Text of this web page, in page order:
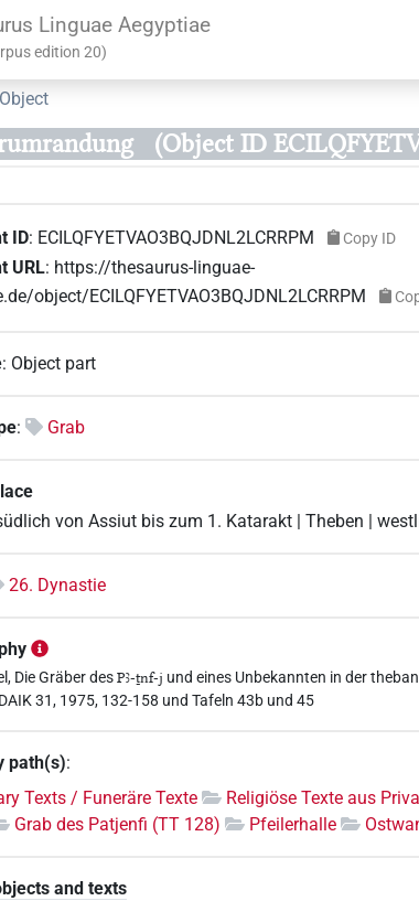
Linguae Aegyptiae
edition20)
Object
(Object ID
ID: ECILQFYETVAO3BQJDNL2LCRRPM Copy ID
URL: https://thesaurus-linguae-
object/ECILQFYETVAO3BQJDNL2LCRRPM
: Object part
: Grab
von Assiut bis zum 1. Katarakt | Theben |
26. Dynastie
Die Gräber desPꜣ-ṯnf-j und eines Unbekannten in der
31, 1975, 132-158 und Tafeln 43b und 45
path(s):
Texts / Funeräre Texte
Religiöse Texte aus
Grab des Patjenfi (TT 128) Pfeilerhalle
and texts